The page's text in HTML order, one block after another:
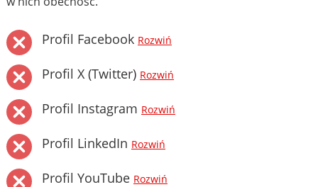
Profil Facebook Rozwiń
Profil X (Twitter) Rozwiń
Profil Instagram Rozwiń
Profil LinkedIn Rozwiń
Profil YouTube Rozwiń